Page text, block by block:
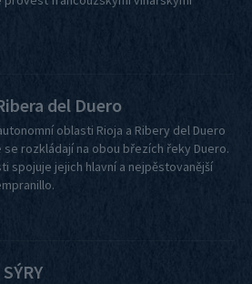
del Duero
oblasti Rioja a Ribery del Duero
se rozkládají na obou březích řeky Duero.
spojuje jejich hlavní a nejpěstovanější